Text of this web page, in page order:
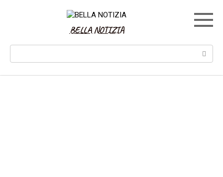
BELLA NOTIZIA
Search: